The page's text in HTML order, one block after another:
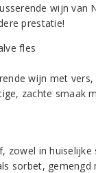
wijn van
prestatie!
wijn met
zachte smaak
zowel in huiselijke
sorbet, gemengd